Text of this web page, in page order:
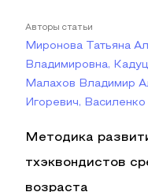
Авторы статьи
Миронова Татьяна
Владимировна,
Малахов Владимир
Игоревич,
Методика
тхэквондистов
возраста